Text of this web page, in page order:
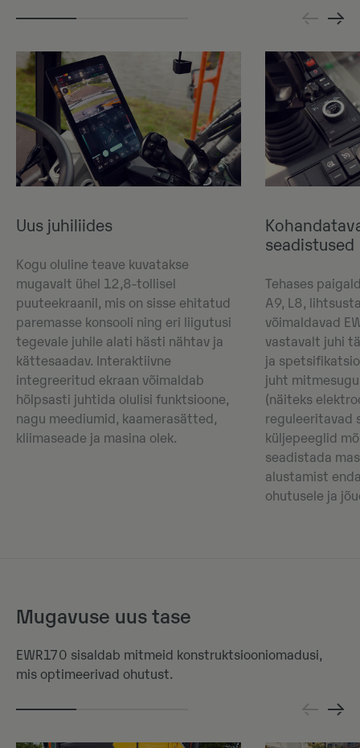
Uus juhiliides
Kogu oluline teave kuvatakse
mugavalt ühel 12,8-tollisel
puuteekraanil, mis on sisse ehitatud
paremasse konsooli ning eri liigutusi
tegevale juhile alati hästi nähtav ja
kättesaadav. Interaktiivne
integreeritud ekraan võimaldab
hõlpsasti juhtida olulisi funktsioone,
nagu meediumid, kaamerasätted,
kliimaseade ja masina olek.
seadistused
Tehases
A9, L8,
võimaldavad
vastavalt juhi
ja
juht
(näiteks
reguleeritavad
küljepeeglid
seadistada
alustamist
ohutusele ja
Mugavuse uus tase
EWR170 sisaldab mitmeid konstruktsiooniomadusi,
mis optimeerivad ohutust.